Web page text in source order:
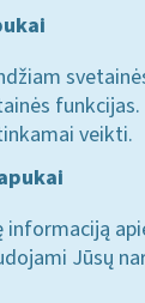
funkcijas.
veikti.
Jūsų